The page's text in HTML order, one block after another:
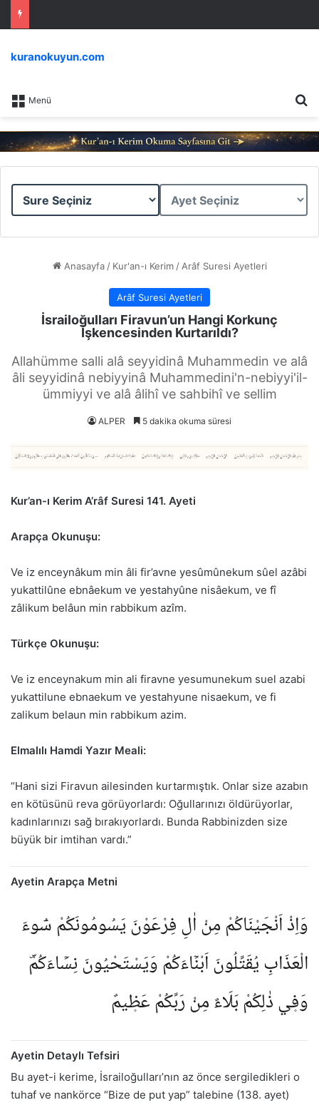
Menü
kuranokuyun.com
Sure
Ayet
Anasayfa / Kur'an-ı Kerim / Arâf Suresi Ayetleri
Arâf Suresi Ayetleri
İsrailoğulları Firavun’un Hangi Korkunç
İşkencesinden Kurtarıldı?
Allahümme salli alâ seyyidinâ Muhammedin ve alâ
âli seyyidinâ nebiyyinâ Muhammedini'n-nebiyyi'il-
ümmiyyi ve alâ âlihî ve sahbihî ve sellim
ALPER 5 dakika okuma süresi
Kur’an-ı Kerim A’râf Suresi 141. Ayeti
Arapça Okunuşu:
Ve iz enceynâkum min âli fir’avne yesûmûnekum sûel azâbi
yukattilûne ebnâekum ve yestahyûne nisâekum, ve fî
zâlikum belâun min rabbikum azîm.
Türkçe Okunuşu:
Ve iz enceynakum min ali firavne yesumunekum suel azabi
yukattilune ebnaekum ve yestahyune nisaekum, ve fi
zalikum belaun min rabbikum azim.
Elmalılı Hamdi Yazır Meali:
“Hani sizi Firavun ailesinden kurtarmıştık. Onlar size azabın
en kötüsünü reva görüyorlardı: Oğullarınızı öldürüyorlar,
kadınlarınızı sağ bırakıyorlardı. Bunda Rabbinizden size
büyük bir imtihan vardı.”
Ayetin Arapça Metni
وَاِذْ اَنْجَيْنَاكُمْ مِنْ اٰلِ فِرْعَوْنَ يَسُومُونَكُمْ سُٓوءَ
الْعَذَابِ يُقَتِّلُونَ اَبْنَٓاءَكُمْ وَيَسْتَحْيُونَ نِسَٓاءَكُمْۜ
وَف۪ي ذٰلِكُمْ بَلَاءٌ مِنْ رَبِّكُمْ عَظ۪يمٌ
Ayetin Detaylı Tefsiri
Bu ayet-i kerime, İsrailoğulları’nın az önce sergiledikleri o
tuhaf ve nankörce “Bize de put yap” talebine (138. ayet)